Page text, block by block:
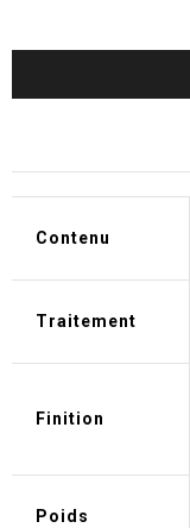
Contenu
Traitement
Finition
Poids